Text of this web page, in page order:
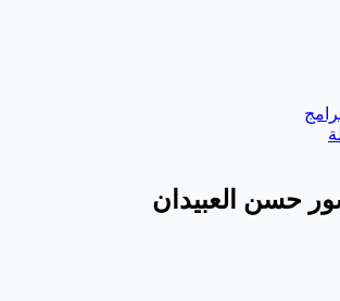
حسن العبيدان